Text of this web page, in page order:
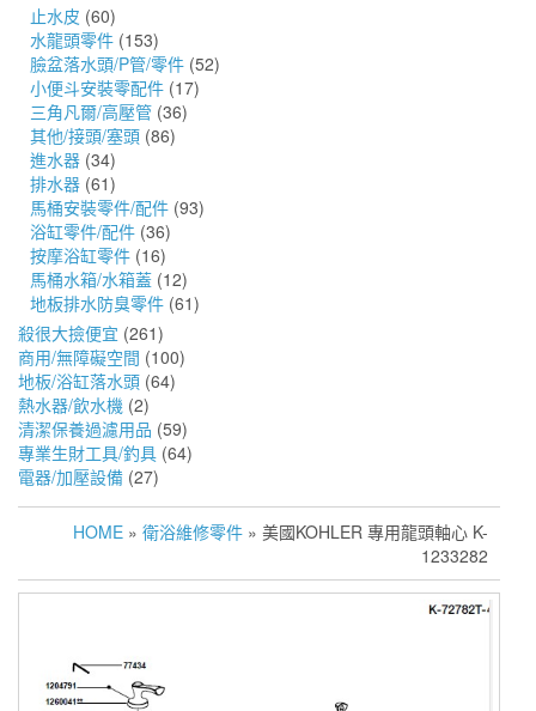
止水皮 (60)
水龍頭零件 (153)
臉盆落水頭/P管/零件 (52)
小便斗安裝零配件 (17)
三角凡爾/高壓管 (36)
其他/接頭/塞頭 (86)
進水器 (34)
排水器 (61)
馬桶安裝零件/配件 (93)
浴缸零件/配件 (36)
按摩浴缸零件 (16)
馬桶水箱/水箱蓋 (12)
地板排水防臭零件 (61)
殺很大撿便宜 (261)
商用/無障礙空間 (100)
地板/浴缸落水頭 (64)
熱水器/飲水機 (2)
清潔保養過濾用品 (59)
專業生財工具/釣具 (64)
電器/加壓設備 (27)
HOME » 衛浴維修零件 » 美國KOHLER 專用龍頭軸心 K-
1233282